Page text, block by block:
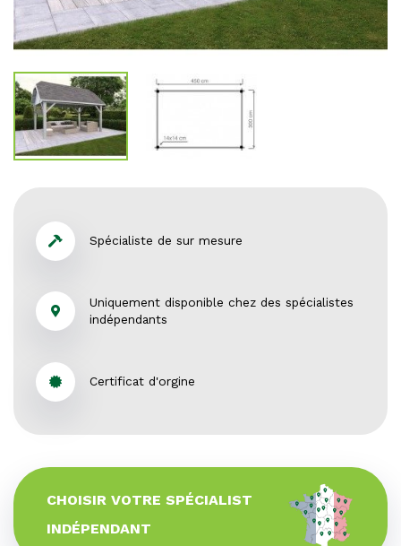
Spécialiste de sur mesure
Uniquement disponible chez des spécialistes
indépendants
Certificat d'orgine
CHOISIR VOTRE SPÉCIALIST
INDÉPENDANT